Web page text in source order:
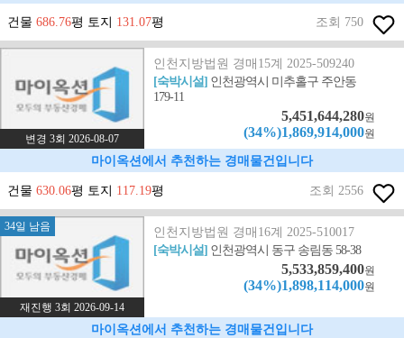
건물 686.76평 토지 131.07평 조회 750
변경 3회 2026-08-07
인천지방법원 경매15계 2025-509240
[숙박시설] 인천광역시 미추홀구 주안동
179-11
5,451,644,280원
(34%)1,869,914,000원
마이옥션에서 추천하는 경매물건입니다
건물 630.06평 토지 117.19평 조회 2556
34일 남음
재진행 3회 2026-09-14
인천지방법원 경매16계 2025-510017
[숙박시설] 인천광역시 동구 송림동 58-38
5,533,859,400원
(34%)1,898,114,000원
마이옥션에서 추천하는 경매물건입니다